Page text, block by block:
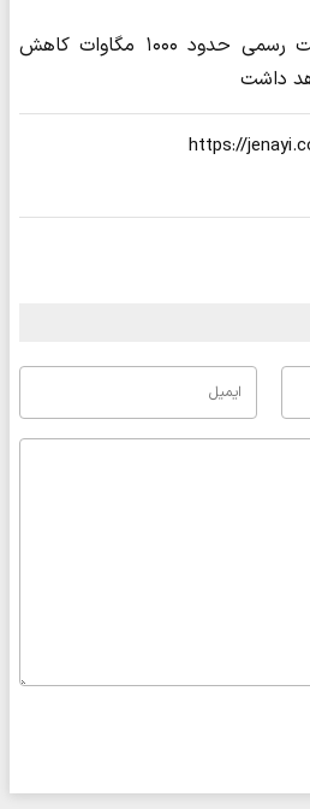
وی تاکید کرد: تغییر ساعت رسمی حدود ۱۰۰۰ مگاوات کاهش
داشت